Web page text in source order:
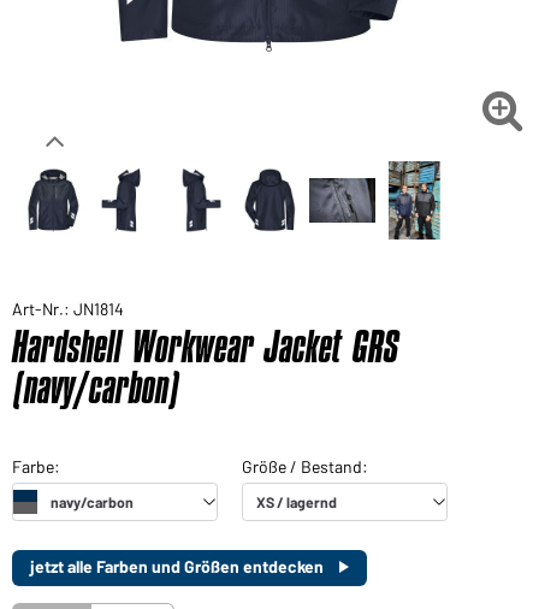

Art-Nr.: JN1814
Hardshell Workwear Jacket GRS
(navy/carbon)
jetzt alle Farben und Größen entdecken